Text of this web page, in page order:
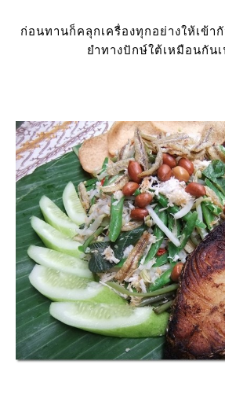
ก่อนทานก็คลุกเครื่องทุกอย่างให้เข้า
ำทางปักษ์ใต้เหมือนกันเ